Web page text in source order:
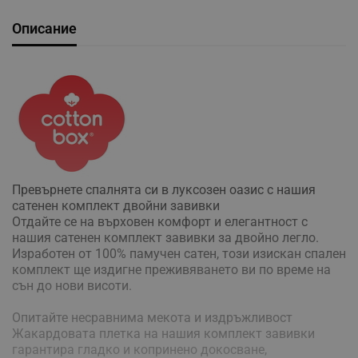
Описание
Превърнете спалнята си в луксозен оазис с нашия
сатенен комплект двойни завивки
Отдайте се на върховен комфорт и елегантност с
нашия сатенен комплект завивки за двойно легло.
Изработен от 100% памучен сатен, този изискан спален
комплект ще издигне преживяването ви по време на
сън до нови висоти.
Опитайте несравнима мекота и издръжливост
Жакардовата плетка на нашия комплект завивки
гарантира гладко и копринено докосване,